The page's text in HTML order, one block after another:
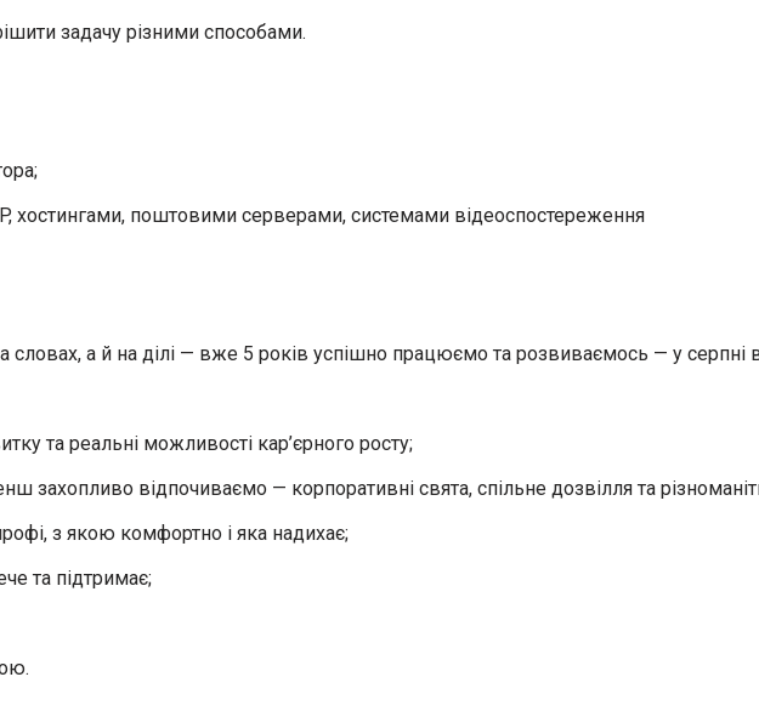
задачу різними способами.
хостингами, поштовими серверами, системами відеоспостереження
словах, а й на ділі — вже 5 років успішно працюємо та розвиваємось — у серпні
та реальні можливості кар’єрного росту;
захопливо відпочиваємо — корпоративні свята, спільне дозвілля та
з якою комфортно і яка надихає;
та підтримає;